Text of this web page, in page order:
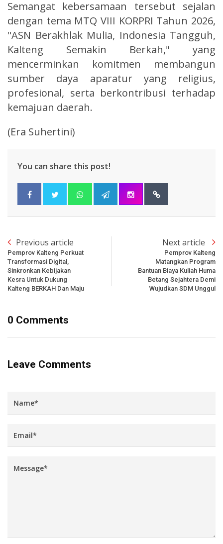
Semangat kebersamaan tersebut sejalan
dengan tema MTQ VIII KORPRI Tahun 2026,
"ASN Berakhlak Mulia, Indonesia Tangguh,
Kalteng Semakin Berkah," yang
mencerminkan komitmen membangun
sumber daya aparatur yang religius,
profesional, serta berkontribusi terhadap
kemajuan daerah.
(Era Suhertini)
You can share this post!
Previous article
Pemprov Kalteng Perkuat
Transformasi Digital,
Sinkronkan Kebijakan
Kesra Untuk Dukung
Kalteng BERKAH Dan Maju
Next article
Pemprov Kalteng
Matangkan Program
Bantuan Biaya Kuliah Huma
Betang Sejahtera Demi
Wujudkan SDM Unggul
0 Comments
Leave Comments